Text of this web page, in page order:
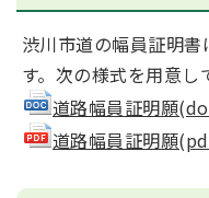
渋川市道の幅員証明
す。次の様式を用意し
道路幅員証明願
道路幅員証明願